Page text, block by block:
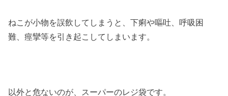
ねこが小物を誤飲してしまうと、下痢や嘔吐、呼吸困
難、痙攣等を引き起こしてしまいます。
以外と危ないのが、スーパーのレジ袋です。